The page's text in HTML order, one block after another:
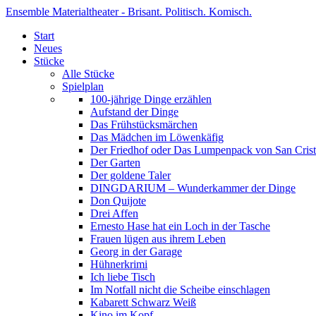
Ensemble Materialtheater - Brisant. Politisch. Komisch.
Start
Neues
Stücke
Alle Stücke
Spielplan
100-jährige Dinge erzählen
Aufstand der Dinge
Das Frühstücksmärchen
Das Mädchen im Löwenkäfig
Der Friedhof oder Das Lumpenpack von San
Der Garten
Der goldene Taler
DINGDARIUM – Wunderkammer der Dinge
Don Quijote
Drei Affen
Ernesto Hase hat ein Loch in der Tasche
Frauen lügen aus ihrem Leben
Georg in der Garage
Hühnerkrimi
Ich liebe Tisch
Im Notfall nicht die Scheibe einschlagen
Kabarett Schwarz Weiß